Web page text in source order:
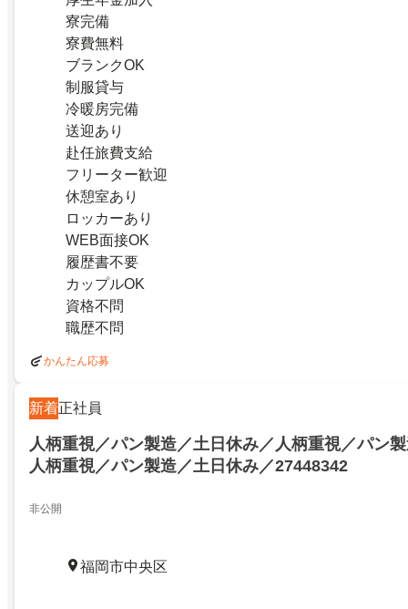
寮完備
寮費無料
ブランクOK
制服貸与
冷暖房完備
送迎あり
赴任旅費支給
フリーター歓迎
休憩室あり
ロッカーあり
WEB面接OK
履歴書不要
カップルOK
資格不問
職歴不問
かんたん応募
新着正社員
人柄重視／パン製造／土日休み／人柄重視／パン
人柄重視／パン製造／土日休み／27448342
非公開
福岡市中央区